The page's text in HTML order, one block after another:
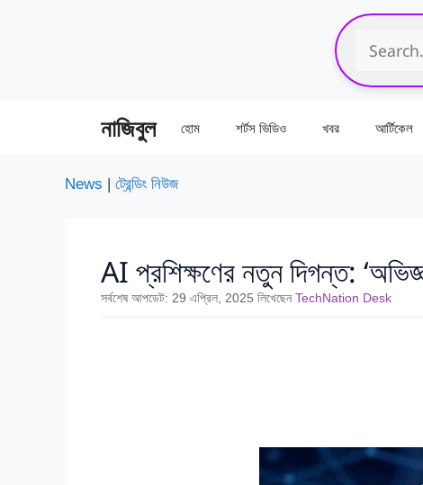
নাজিবুল হোম শর্টস ভিডিও খবর আর্টিকেল
News | ট্রেন্ডিং নিউজ
AI প্রশিক্ষণের নতুন দিগন্ত:
সর্বশেষ আপডেট: 29 এপ্রিল, 2025 লিখেছেনTechNation Desk